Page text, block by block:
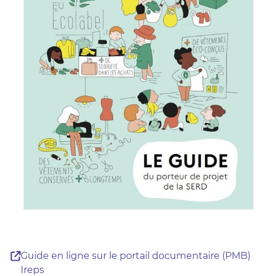
Guide en ligne sur le portail documentaire (PMB)
Ireps